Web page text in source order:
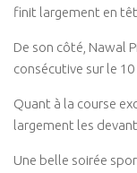
finit largement en
De son côté, Nawal
consécutive sur le 10
Quant à la course
largement les
Une belle soirée